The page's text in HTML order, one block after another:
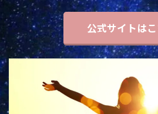
公式サイトは